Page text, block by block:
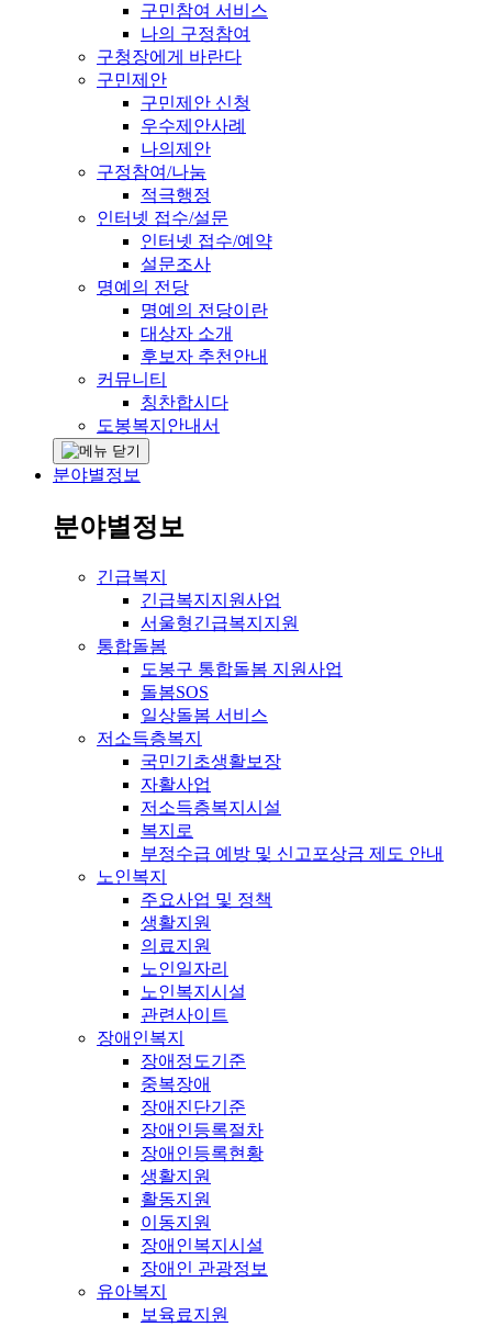
구민참여 서비스
나의 구정참여
구청장에게 바란다
구민제안
구민제안 신청
우수제안사례
나의제안
구정참여/나눔
적극행정
인터넷 접수/설문
인터넷 접수/예약
설문조사
명예의 전당
명예의 전당이란
대상자 소개
후보자 추천안내
커뮤니티
칭찬합시다
도봉복지안내서
분야별정보
분야별정보
긴급복지
긴급복지지원사업
서울형긴급복지지원
통합돌봄
도봉구 통합돌봄 지원사업
돌봄SOS
일상돌봄 서비스
저소득층복지
국민기초생활보장
자활사업
저소득층복지시설
복지로
부정수급 예방 및 신고포상금 제도 안내
노인복지
주요사업 및 정책
생활지원
의료지원
노인일자리
노인복지시설
관련사이트
장애인복지
장애정도기준
중복장애
장애진단기준
장애인등록절차
장애인등록현황
생활지원
활동지원
이동지원
장애인복지시설
장애인 관광정보
유아복지
보육료지원